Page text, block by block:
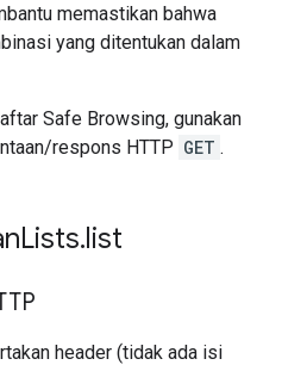
memastikan bahwa
yang ditentukan dalam
Safe Browsing, gunakan
respons HTTP GET .
Lists.list
header (tidak ada isi